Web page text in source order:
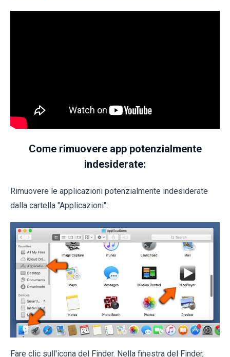
Come rimuovere app potenzialmente
indesiderate:
Rimuovere le applicazioni potenzialmente indesiderate
dalla cartella "Applicazioni":
Fare clic sull'icona del Finder. Nella finestra del Finder,